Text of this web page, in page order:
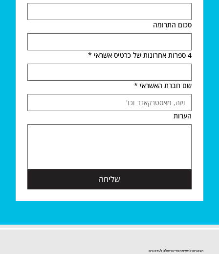
סכום התרומה
4 ספרות אחרונות של כרטיס אשראי *
שם חברת האשראי *
הערות
שליחה
הצטרפו לרשימת הדיוור שלנו לעדכונים